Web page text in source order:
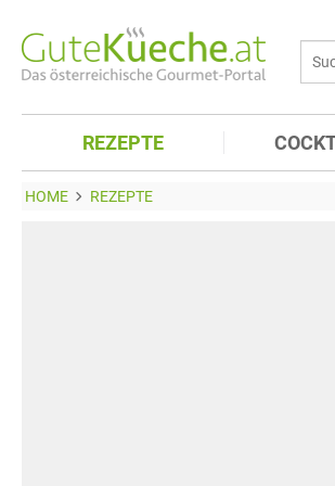
REZEPTE
HOME REZEPTE